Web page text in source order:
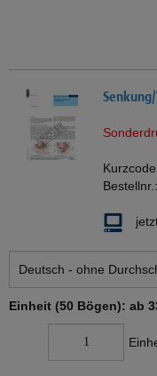
Bestellnr.:
Einheit (50 Bögen): ab